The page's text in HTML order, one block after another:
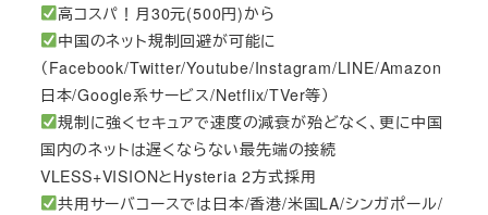
高コスパ！月30元(500円)から
中国のネット規制回避が可能に
（Facebook/Twitter/Youtube/Instagram/LINE/Amazon
日本/Google系サービス/Netflix/TVer等）
規制に強くセキュアで速度の減衰が殆どなく、更に中国
国内のネットは遅くならない最先端の接続
VLESS+VISIONとHysteria 2方式採用
共用サーバコースでは日本/香港/米国LA/シンガポール/